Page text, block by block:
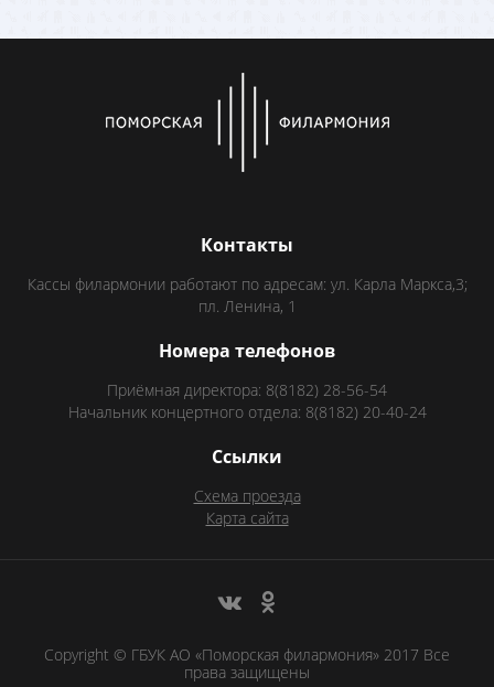
Контакты
Кассы филармонии работают по адресам: ул. Карла Маркса,3;
пл. Ленина, 1
Номера телефонов
Приёмная директора: 8(8182) 28-56-54
Начальник концертного отдела: 8(8182) 20-40-24
Ссылки
Схема проезда
Карта сайта
Copyright © ГБУК АО «Поморская филармония» 2017 Все
права защищены